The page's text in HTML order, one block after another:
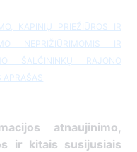
KAPINIŲ PRIEŽIŪROS IR
NEPRIŽIŪRIMOMIS IR
ŠALČININKŲ RAJONO
APRAŠAS
atnaujinimo,
ir kitais susijusiais